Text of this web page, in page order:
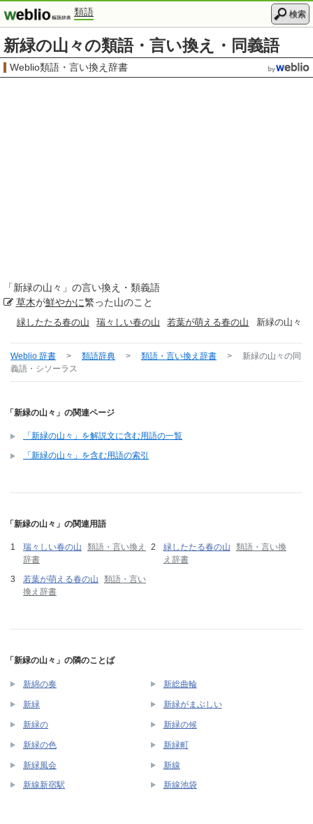
類語 検索
新緑の山々の類語・言い換え・同義語
Weblio類語・言い換え辞書
「新緑の山々 」の言い換え・類義語
草木が鮮やかに繁った山のこと
緑したたる春の山 瑞々しい春の山 若葉が萌える春の山 新緑の山々
Weblio 辞書 > 類語辞典 > 類語・言い換え辞書 > 新緑の山々 の同
義語・シソーラス
「新緑の山々」の関連ページ
「新緑の山々」を解説文に含む用語の一覧
「新緑の山々」を含む用語の索引
「新緑の山々」の関連用語
瑞々しい春の山
類語・言い換え
辞書
緑したたる春の山
類語・言い換
え辞書
若葉が萌える春の山
類語・言い
換え辞書
「新緑の山々」の隣のことば
新綿の奏 新総曲輪
新緑 新緑がまぶしい
新緑の 新緑の候
新緑の色 新緑町
新緑風会 新線
新線新宿駅 新線池袋